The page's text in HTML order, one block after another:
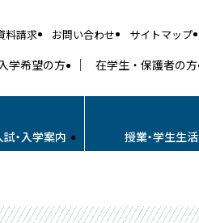
料請求 お問い合わせ サイトマップ
学希望の方 在学生・保護者の方
試・入学案内 授業・学生生活